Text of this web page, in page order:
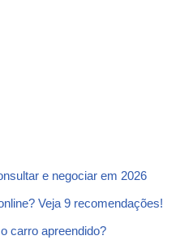
e negociar em 2026
Veja 9 recomendações!
carro apreendido?